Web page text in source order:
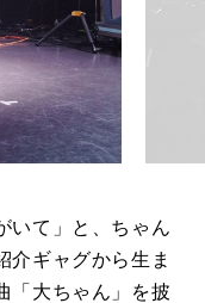
いて」と、ちゃん
介ギャグから生ま
「大ちゃん」を披